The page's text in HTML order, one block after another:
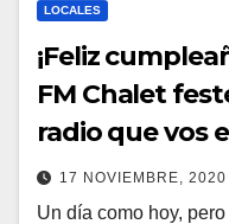
LOCALES
¡Feliz
FM Chalet
radio que vos
17 NOVIEMBRE, 2020
Un día como hoy,